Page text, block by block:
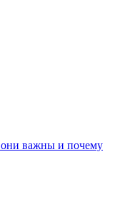
важны и почему